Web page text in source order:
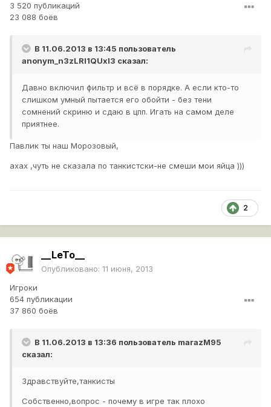
3 520 публикаций
23 088 боёв
В 11.06.2013 в 13:45 пользователь
anonym_n3zLRI1QUxl3 сказал:
Давно включил фильтр и всё в порядке. А если кто-то
слишком умный пытается его обойти - без тени
сомнений скриню и сдаю в цпп. Игать на самом деле
приятнее.
Павлик ты наш Морозовый,
ахах ,чуть не сказала по танкистски-не смеши мои яйца )))
2
__LeTo__
Опубликовано: 11 июня, 2013
Игроки
654 публикации
37 860 боёв
В 11.06.2013 в 13:36 пользователь marazM95
сказал:
Здравствуйте,танкисты
Собственно,вопрос - почему в игре так плохо